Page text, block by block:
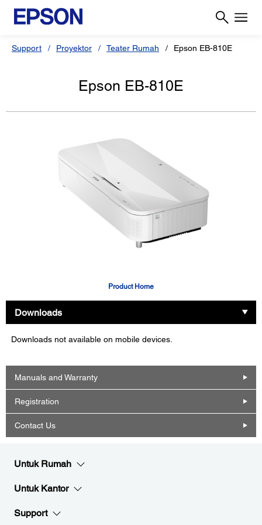
Support Proyektor Teater Rumah Epson EB-810E
Epson EB-810E
Product Home
Downloads
Downloads not available on mobile devices.
Manuals and Warranty
Registration
Contact Us
Untuk Rumah
Untuk Kantor
Support